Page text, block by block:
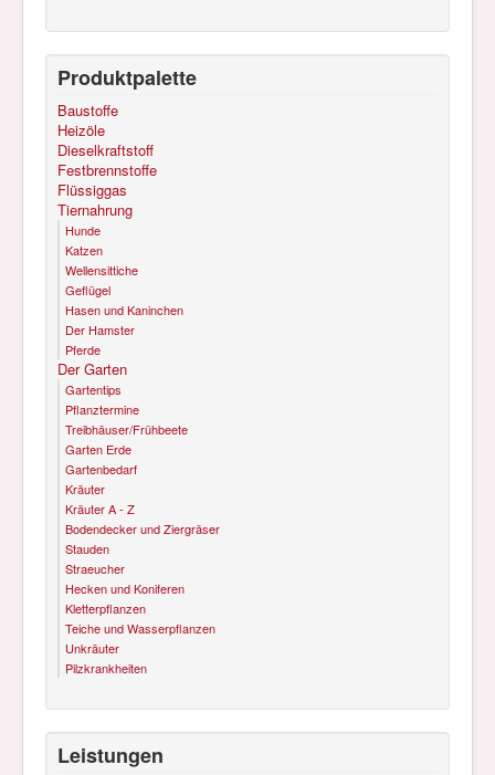
Produktpalette
Baustoffe
Heizöle
Dieselkraftstoff
Festbrennstoffe
Flüssiggas
Tiernahrung
Hunde
Katzen
Wellensittiche
Geflügel
Hasen und Kaninchen
Der Hamster
Pferde
Der Garten
Gartentips
Pflanztermine
Treibhäuser/Frühbeete
Garten Erde
Gartenbedarf
Kräuter
Kräuter A - Z
Bodendecker und Ziergräser
Stauden
Straeucher
Hecken und Koniferen
Kletterpflanzen
Teiche und Wasserpflanzen
Unkräuter
Pilzkrankheiten
Leistungen